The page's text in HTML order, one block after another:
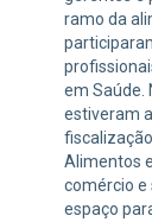
ramo da
em Saúde.
estiveram
Alimentos
comércio e
espaço